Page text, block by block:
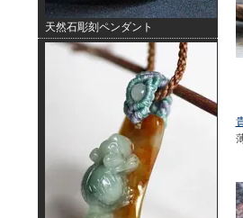
天然石彫刻ペンダント